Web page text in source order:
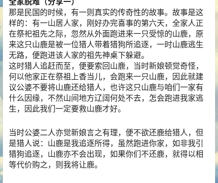
那是民国的时候，有一则真实的传奇性的故事。故事是这
样的：有一山居人家，刚好办完喜事的第六天，全家人正
在祭祀祖先之际，忽然从外面跑进来一只受惊的山鹿，原
来这只山鹿是被一位猎人带着猎狗所追逐，一时山鹿逃生
无路，便跑进该人家的祖先神桌下躲避。
这时猎人追赶而至，便要索回山鹿，当时新娘顿觉奇怪，
何以他家正在祭祖上香当儿，会跑来一只山鹿，因此就建
议公婆不要将山鹿还给猎人，也许这只山鹿与咱们一家有
什么因缘，不然山间地方辽阔何处不去，怎会跑进我家逃
生，因此我们一定要救山鹿才好。
当时公婆二人亦觉新娘言之有理，便不欲还鹿给猎人，但
是猎人说：山鹿是我追逐所得，虽然跑进你家，如非我引
猎狗追逐，山鹿亦不会出现，如果你们不还鹿，就得以相
等代价购之，则我将让鹿。